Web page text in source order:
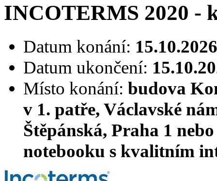
INCOTERMS 2020 -
Datum konání:
Datum ukončení:
Místo konání: budova
v 1. patře, Václavské
Štěpánská, Praha 1
notebooku s kvalitním